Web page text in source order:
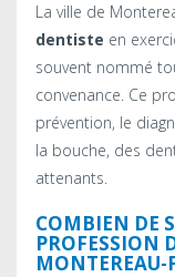
La ville de
dentiste en
souvent nommé
convenance. Ce
prévention, le
la bouche, des
attenants.
COMBIEN DE
PROFESSION
MONTEREAU-